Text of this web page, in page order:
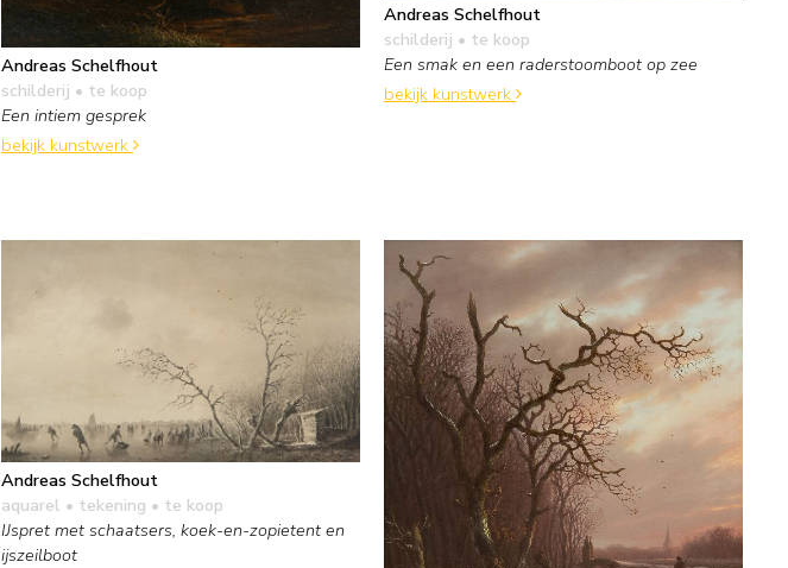
Andreas Schelfhout
schilderij • te koop
Een intiem gesprek
bekijk kunstwerk
Andreas Schelfhout
schilderij • te koop
Een smak en een raderstoomboot op zee
bekijk kunstwerk
Andreas Schelfhout
aquarel • tekening • te koop
IJspret met schaatsers, koek-en-zopietent en
ijszeilboot